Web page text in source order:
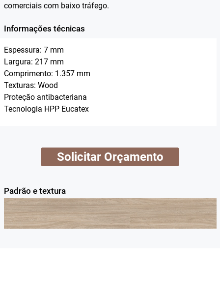
comerciais com baixo tráfego.
Informações técnicas
Espessura: 7 mm
Largura: 217 mm
Comprimento: 1.357 mm
Texturas: Wood
Proteção antibacteriana
Tecnologia HPP Eucatex
Solicitar Orçamento
Padrão e textura